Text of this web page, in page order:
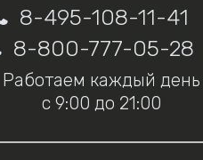
8-495-108-11-41
8-800-777-05-28
Работаем каждый день
с 9:00 до 21:00